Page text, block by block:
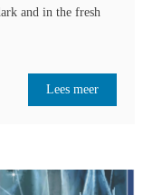
and in the fresh
Lees meer